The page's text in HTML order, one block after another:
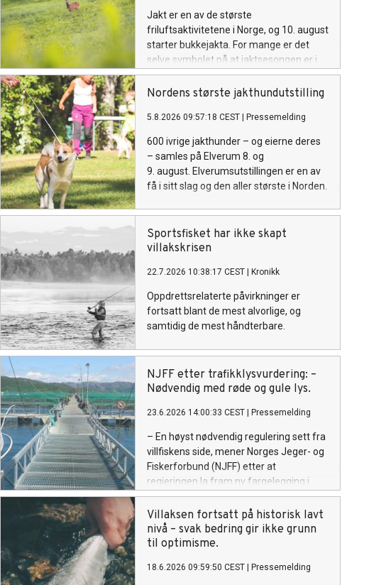
Jakt er en av de største
friluftsaktivitetene i Norge, og 10. august
starter bukkejakta. For mange er det
selve symbolet på at jaktsesongen er i
gang.
Nordens største jakthundutstilling
5.8.2026 09:57:18 CEST Pressemelding
600 ivrige jakthunder – og eierne deres
– samles på Elverum 8. og
9. august. Elverumsutstillingen er en av
få i sitt slag og den aller største i Norden.
Sportsfisket har ikke skapt
villakskrisen
22.7.2026 10:38:17 CEST Kronikk
Oppdrettsrelaterte påvirkninger er
fortsatt blant de mest alvorlige, og
samtidig de mest håndterbare.
NJFF etter trafikklysvurdering: –
Nødvendig med røde og gule lys.
23.6.2026 14:00:33 CEST Pressemelding
– En høyst nødvendig regulering sett fra
villfiskens side, mener Norges Jeger- og
Fiskerforbund (NJFF) etter at
regjeringen la fram ny fargelegging i
trafikklyssystemet for havbruk.
Villaksen fortsatt på historisk lavt
nivå – svak bedring gir ikke grunn
til optimisme.
18.6.2026 09:59:50 CEST Pressemelding